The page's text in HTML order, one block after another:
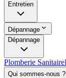
Entretien
Dépannage
Dépannage
Plomberie Sanitaire
Qui sommes-nous ?